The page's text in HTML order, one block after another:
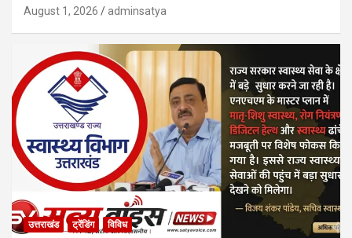
August 1, 2026 adminsatya
उत्तराखंड ट्रेंडिंग विविध